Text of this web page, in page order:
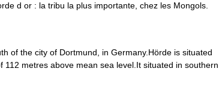
d or : la tribu la plus importante, chez les Mongols.
of the city of Dortmund, in Germany.Hörde is situated
112 metres above mean sea level.It situated in southern